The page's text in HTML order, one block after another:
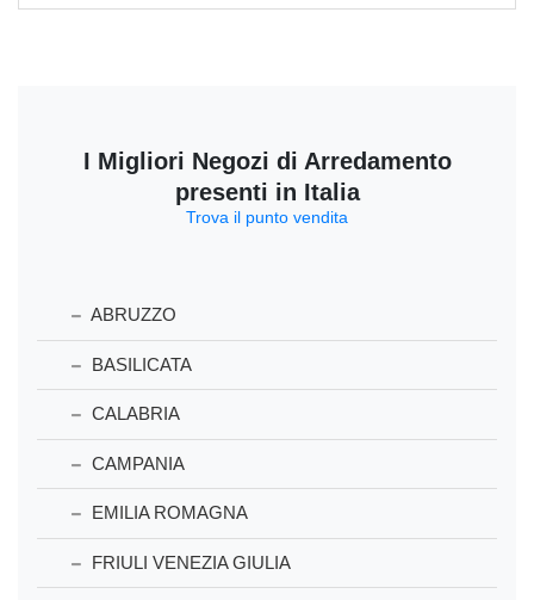
I Migliori Negozi di Arredamento
presenti in Italia
Trova il punto vendita
ABRUZZO
BASILICATA
CALABRIA
CAMPANIA
EMILIA ROMAGNA
FRIULI VENEZIA GIULIA